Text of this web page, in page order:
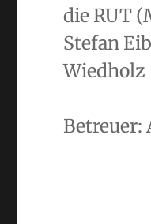
die RUT
Stefan
Wiedholz
Betreuer: